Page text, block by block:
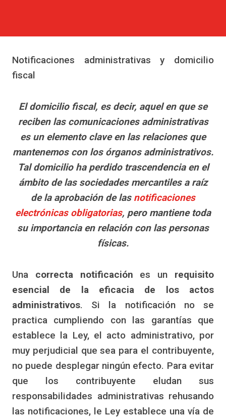
Notificaciones administrativas y domicilio
fiscal
El domicilio fiscal, es decir, aquel en que se
reciben las comunicaciones administrativas
es un elemento clave en las relaciones que
mantenemos con los órganos administrativos.
Tal domicilio ha perdido trascendencia en el
ámbito de las sociedades mercantiles a raíz
de la aprobación de las notificaciones
electrónicas obligatorias, pero mantiene toda
su importancia en relación con las personas
físicas.
Una correcta notificación es un requisito
esencial de la eficacia de los actos
administrativos. Si la notificación no se
practica cumpliendo con las garantías que
establece la Ley, el acto administrativo, por
muy perjudicial que sea para el contribuyente,
no puede desplegar ningún efecto. Para evitar
que los contribuyente eludan sus
responsabilidades administrativas rehusando
las notificaciones, le Ley establece una vía de